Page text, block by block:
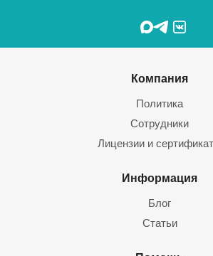
Компания
Политика
Сотрудники
Лицензии и
Информация
Блог
Статьи